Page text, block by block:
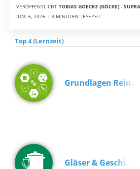
VERÖFFENTLICHT TOBIAS GOECKE (GÖCKE) -
JUNI 6, 2026 | 3 MINUTEN LESEZEIT
Top 4 (Lernzeit)
Grundlagen Rein…
Gläser & Geschi…